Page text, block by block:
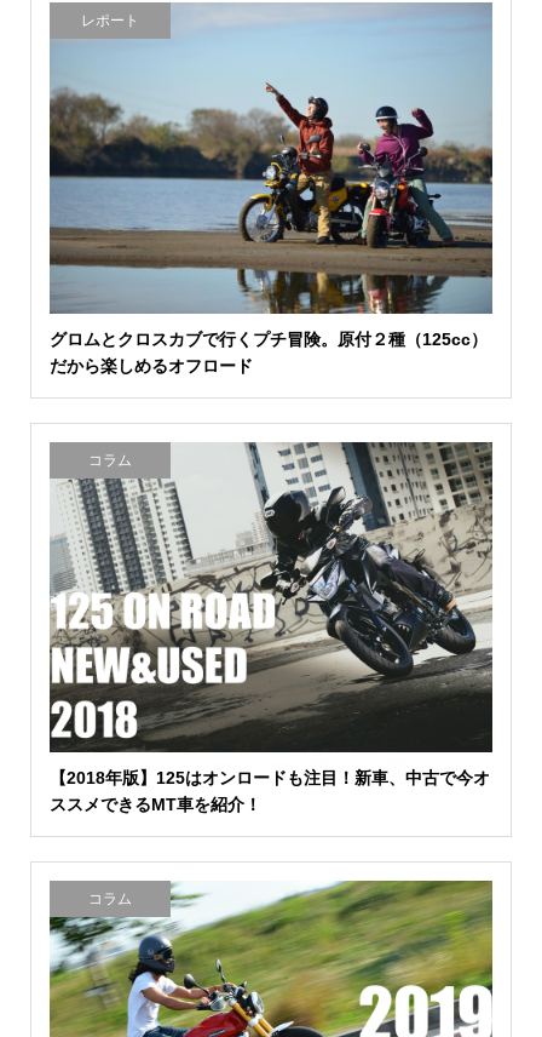
レポート
グロムとクロスカブで行くプチ冒険。原付２種（125cc）
だから楽しめるオフロード
コラム
【2018年版】125はオンロードも注目！新車、中古で今オ
ススメできるMT車を紹介！
コラム